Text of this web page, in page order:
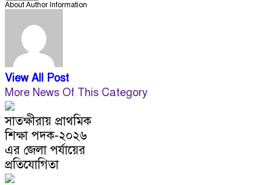
About Author Information
View All Post
More News Of This Category
সাতক্ষীরায় প্রাথমিক
শিক্ষা পদক-২০২৬
এর জেলা পর্যায়ের
প্রতিযোগিতা